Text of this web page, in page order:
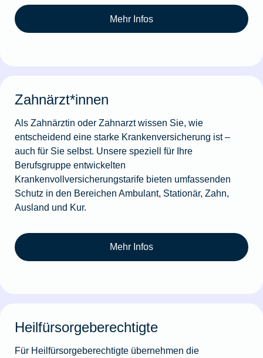
Mehr Infos
Zahnärzt*innen
Als Zahnärztin oder Zahnarzt wissen Sie, wie
entscheidend eine starke Krankenversicherung ist –
auch für Sie selbst. Unsere speziell für Ihre
Berufsgruppe entwickelten
Krankenvollversicherungstarife bieten umfassenden
Schutz in den Bereichen Ambulant, Stationär, Zahn,
Ausland und Kur.
Mehr Infos
Heilfürsorgeberechtigte
Für Heilfürsorgeberechtigte übernehmen die